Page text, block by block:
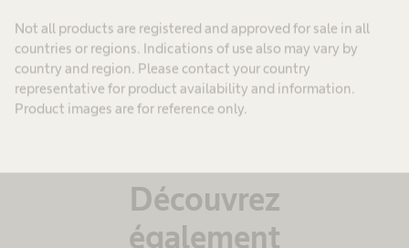
Not all products are registered and approved for sale in all
countries or regions. Indications of use also may vary by
country and region. Please contact your country
representative for product availability and information.
Product images are for reference only.
Découvrez
également